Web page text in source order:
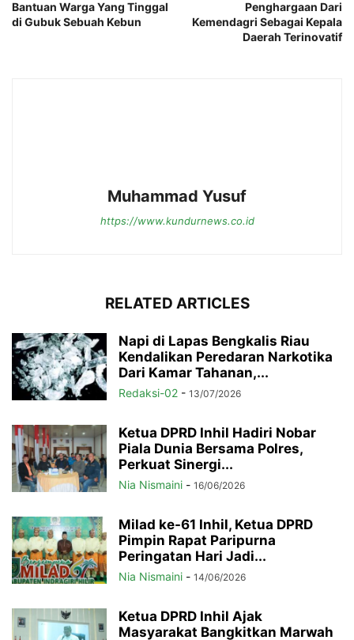
Bantuan Warga Yang Tinggal
di Gubuk Sebuah Kebun
Penghargaan Dari
Kemendagri Sebagai Kepala
Daerah Terinovatif
Muhammad Yusuf
https://www.kundurnews.co.id
RELATED ARTICLES
Napi di Lapas Bengkalis Riau
Kendalikan Peredaran Narkotika
Dari Kamar Tahanan,...
Redaksi-02 - 13/07/2026
Ketua DPRD Inhil Hadiri Nobar
Piala Dunia Bersama Polres,
Perkuat Sinergi...
Nia Nismaini - 16/06/2026
Milad ke-61 Inhil, Ketua DPRD
Pimpin Rapat Paripurna
Peringatan Hari Jadi...
Nia Nismaini - 14/06/2026
Ketua DPRD Inhil Ajak
Masyarakat Bangkitkan Marwah